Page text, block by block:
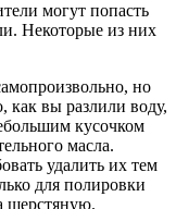
могут попасть
Некоторые из них
но
как вы разлили воду,
кусочком
масла.
удалить их тем
для полировки
шерстяную.